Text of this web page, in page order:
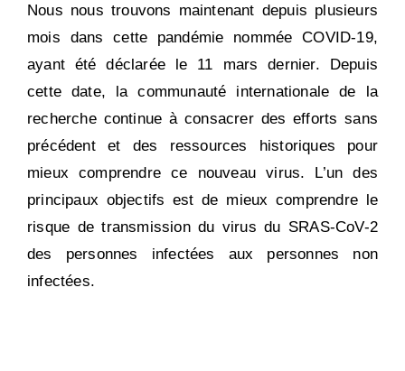
Nous nous trouvons maintenant depuis plusieurs
mois dans cette pandémie nommée COVID-19,
ayant été déclarée le 11 mars dernier. Depuis
cette date, la communauté internationale de la
recherche continue à consacrer des efforts sans
précédent et des ressources historiques pour
mieux comprendre ce nouveau virus. L’un des
principaux objectifs est de mieux comprendre le
risque de transmission du virus du SRAS-CoV-2
des personnes infectées aux personnes non
infectées.